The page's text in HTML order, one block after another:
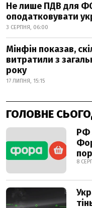
Не лише ПДВ для
оподатковувати
3 СЕРПНЯ, 06:00
Мінфін показав,
витратили з
року
17 ЛИПНЯ, 15:15
ГОЛОВНЕ
РФ
8